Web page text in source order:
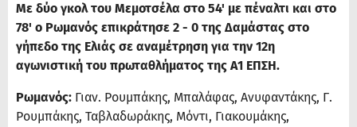
Με δύο γκολ του Μεμοτσέλα στο 54' με πέναλτι και στο
78' ο Ρωμανός επικράτησε 2 - 0 της Δαμάστας στο
γήπεδο της Ελιάς σε αναμέτρηση για την 12η
αγωνιστική του πρωταθλήματος της Α1 ΕΠΣΗ.
Ρωμανός: Γιαν. Ρουμπάκης, Μπαλάφας, Ανυφαντάκης, Γ.
Ρουμπάκης, Ταβλαδωράκης, Μόντι, Γιακουμάκης,